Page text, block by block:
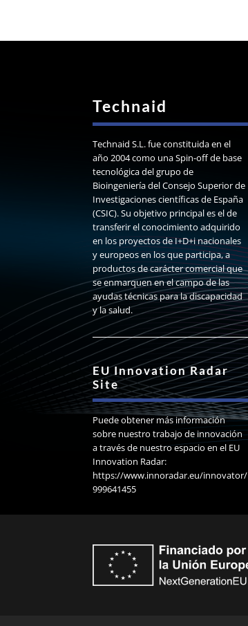
Technaid
Technaid S.L. fue constituida en el
año 2004 como una Spin-off de base
tecnológica del grupo de
Bioingeniería del Consejo Superior de
Investigaciones científicas de España
(CSIC). Su objetivo principal es el de
transferir el conocimiento adquirido
en los proyectos de I+D+i nacionales
y europeos en los que participa, a
productos de carácter comercial que
se enmarquen en el campo de las
ayudas técnicas para la discapacidad
y la salud.
EU Innovation Radar
Site
Puede obtener más información
sobre nuestro trabajo de innovación
a través de nuestro espacio en el EU
Innovation Radar:
https://www.innoradar.eu/innovator/
999641455